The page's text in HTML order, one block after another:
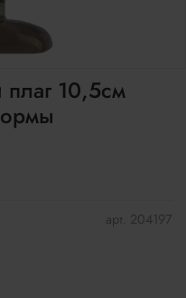
арт. 204197
10,5см